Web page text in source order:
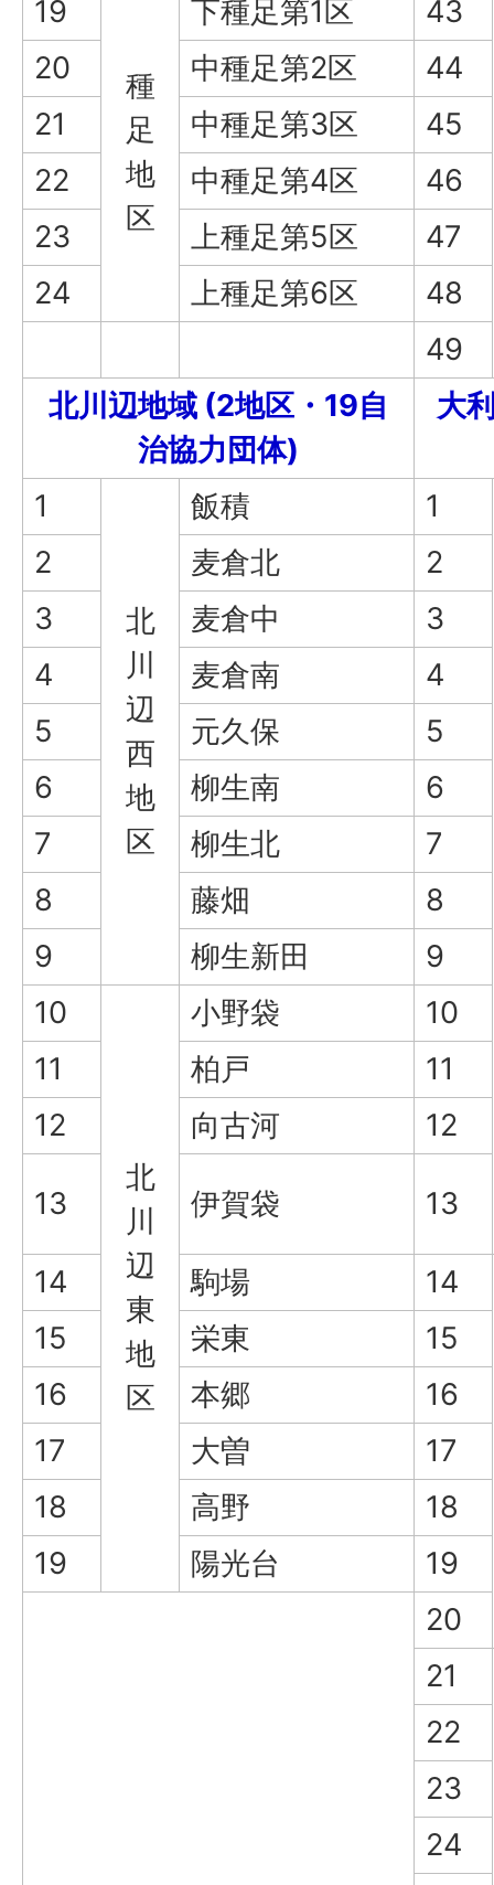
19
種
足
地
区
下種足第1区
43
20
中種足第2区
44
21
中種足第3区
45
22
中種足第4区
46
23
上種足第5区
47
24
上種足第6区
48
49
北川辺地域 (2地区・19自
治協力団体)
大
1
北
川
辺
西
地
区
飯積
1
2
麦倉北
2
3
麦倉中
3
4
麦倉南
4
5
元久保
5
6
柳生南
6
7
柳生北
7
8
藤畑
8
9
柳生新田
9
10
北
川
辺
東
地
区
小野袋
10
11
柏戸
11
12
向古河 12
13 伊賀袋 13
14 駒場
14
15
栄東
15
16
本郷
16
17
大曽
17
18
高野
18
19
陽光台
19
20
21
22
23
24